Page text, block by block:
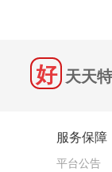
天天
服务保障
平台公告